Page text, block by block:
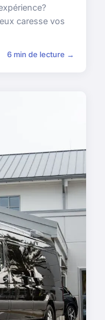
caresse vos
6 min de lecture →